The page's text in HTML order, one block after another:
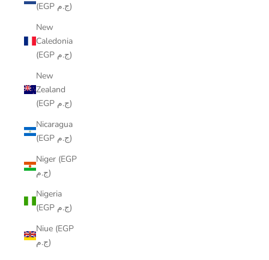
(EGP ج.م)
New
Caledonia
(EGP ج.م)
New
Zealand
(EGP ج.م)
Nicaragua
(EGP ج.م)
Niger (EGP
ج.م)
Nigeria
(EGP ج.م)
Niue (EGP
ج.م)